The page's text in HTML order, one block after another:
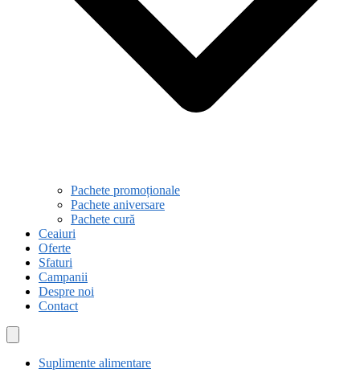
Pachete promoționale
Pachete aniversare
Pachete cură
Ceaiuri
Oferte
Sfaturi
Campanii
Despre noi
Contact
Suplimente alimentare